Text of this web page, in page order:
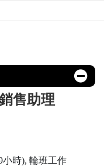
售助理
小時), 輪班工作